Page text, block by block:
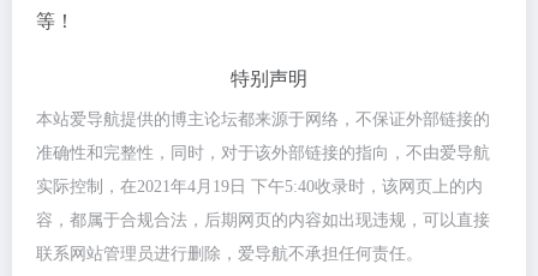
等！
特别声明
本站爱导航提供的博主论坛都来源于网络，不保证外部链接的
准确性和完整性，同时，对于该外部链接的指向，不由爱导航
实际控制，在2021年4月19日 下午5:40收录时，该网页上的内
容，都属于合规合法，后期网页的内容如出现违规，可以直接
联系网站管理员进行删除，爱导航不承担任何责任。